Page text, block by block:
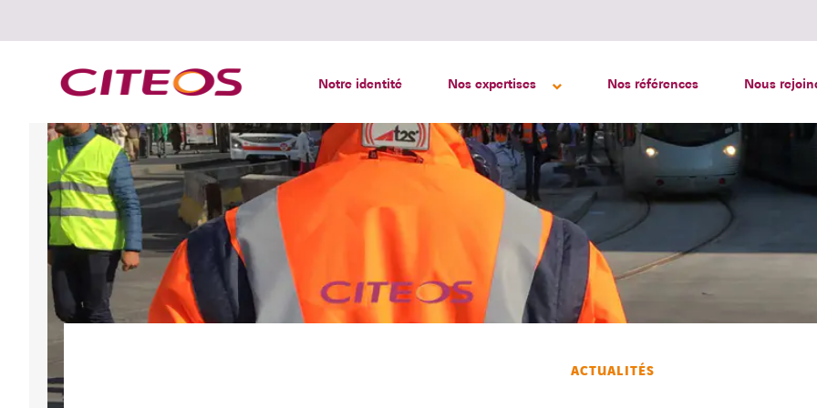
Notre identité Nos expertises Nos références Nous
Rechercher :
ACTUALITÉS